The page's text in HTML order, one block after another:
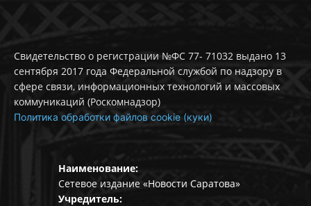
Свидетельство о регистрации №ФС 77- 71032 выдано 13
сентября 2017 года Федеральной службой по надзору в
сфере связи, информационных технологий и массовых
коммуникаций (Роскомнадзор)
Политика обработки файлов cookie (куки)
Наименование:
Сетевое издание «Новости Саратова»
Учредитель: